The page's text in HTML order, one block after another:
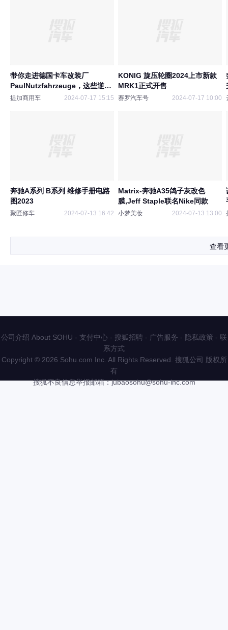
带你走进德国卡车改装厂
PaulNutzfahrzeuge，这些逆天
改装真惊人
提加商用车 2024-07-17 15:15
KONIG 旋压轮圈2024上市新款
MRK1正式开售
赛罗汽车号 2024-07-17 10:00
奔驰A系列 B系列 维修手册电路
图2023
聚匠修车 2024-07-13 16:42
Matrix-奔驰A35鸽子灰改色
膜,Jeff Staple联名Nike同款
小梦美妆 2024-07-13 13:00
查看
公司介绍 About SOHU - 支付中心 - 搜狐招聘 - 广告服务 - 隐私政策 - 联
系方式
Copyright © 2026 Sohu.com Inc. All Rights Reserved. 搜狐公司 版权所
有
搜狐不良信息举报邮箱：jubaosohu@sohu-inc.com